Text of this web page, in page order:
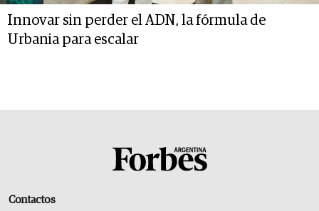
Innovar sin perder el ADN, la fórmula de
Urbania para escalar
Contactos